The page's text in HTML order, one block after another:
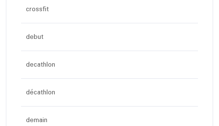
crossfit
debut
decathlon
décathlon
demain